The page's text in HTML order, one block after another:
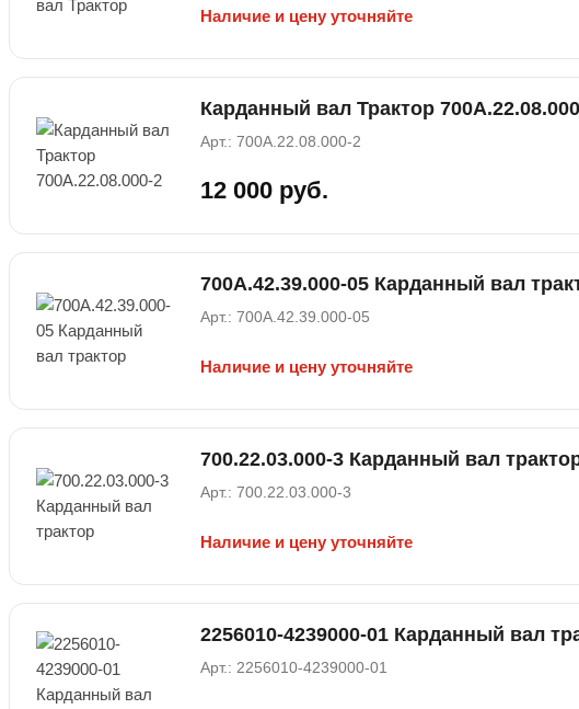
Наличие и цену уточняйте
Карданный вал Трактор
Арт.: 700А.22.08.000-2
12 000 руб.
700А.42.39.000-05 Карданный вал
Арт.: 700А.42.39.000-05
Наличие и цену уточняйте
700.22.03.000-3 Карданный вал
Арт.: 700.22.03.000-3
Наличие и цену уточняйте
2256010-4239000-01 Карданный вал
Арт.: 2256010-4239000-01